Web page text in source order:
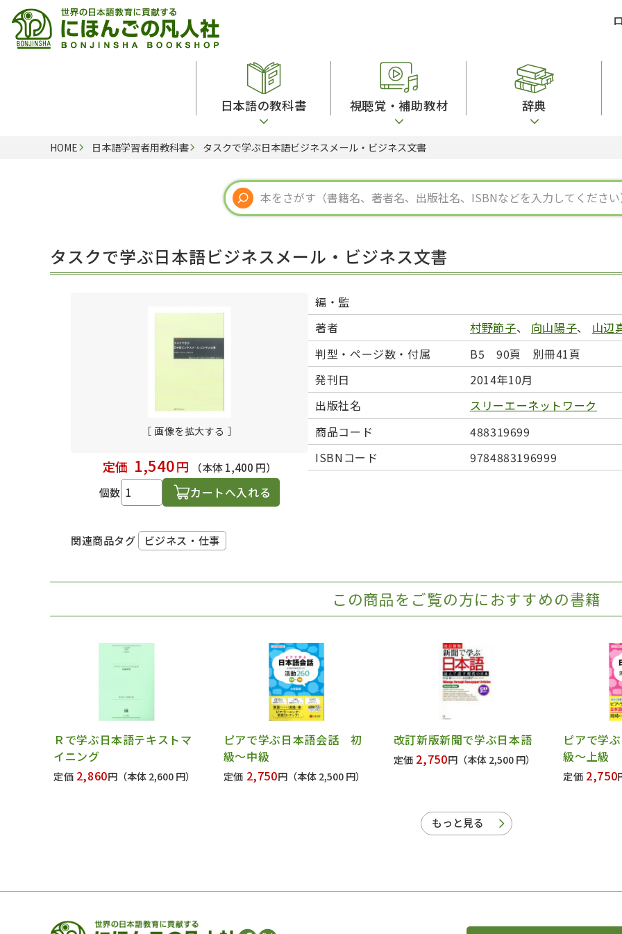
日本語の教科書
留学生向け専門分野
子ども向け
文法
発音・聴解
作文
練習問題
日本語能力試験対策
日本留学試験対
定期刊行物
視聴覚・補助教材
カード・ゲーム・絵教材
絵本・子ども向け補助 図表
辞典
スペイン語辞典
中国語辞典
ドイツ語辞典
ポルトガル語辞典
ロシア語辞典
語学・文法辞典
表現・用字用語辞典 比較文化辞典
語彙・意味
文章・談話・表
表記
言語学
多言語社会・言語政策
言語の諸相
アカデミック・
HOME 日本語学習者用教科書 タスクで学ぶ日本語ビジネスメール・ビジネス文書
タスクで学ぶ日本語ビジネスメール・ビジネス文書
［ 画像を拡大する ］
定価 1,540円
（本体 1,400 円）
個数
カートへ入れる
編・監
著者
村野節子、 向山陽子、 山辺
判型・ページ数・付属
B5 90頁 別冊41頁
発刊日
2014年10月
出版社名
スリーエーネットワーク
商品コード
488319699
ISBNコード
9784883196999
関連商品タグ ビジネス・仕事
この商品をご覧の方におすすめの書籍
Ｒで学ぶ日本語テキストマ
イニング
定価 2,860円 （本体 2,600 円）
ピアで学ぶ日本語会話 初
級～中級
定価 2,750円 （本体 2,500 円）
改訂新版新聞で学ぶ日本語
定価 2,750円 （本体 2,500 円）
ピアで学
級～上級
定価 2,750
もっと見る